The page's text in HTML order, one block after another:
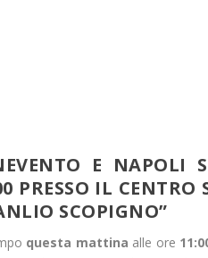
E NAPOLI
PRESSO IL
SCOPIGNO”
questa mattina alle ore